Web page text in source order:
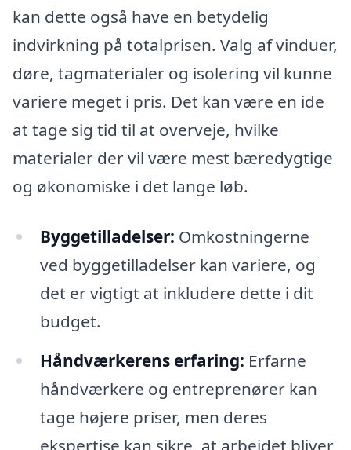
kan dette også have en betydelig
indvirkning på totalprisen. Valg af vinduer,
døre, tagmaterialer og isolering vil kunne
variere meget i pris. Det kan være en ide
at tage sig tid til at overveje, hvilke
materialer der vil være mest bæredygtige
og økonomiske i det lange løb.
Byggetilladelser: Omkostningerne
ved byggetilladelser kan variere, og
det er vigtigt at inkludere dette i dit
budget.
Håndværkerens erfaring: Erfarne
håndværkere og entreprenører kan
tage højere priser, men deres
ekspertise kan sikre, at arbejdet bliver